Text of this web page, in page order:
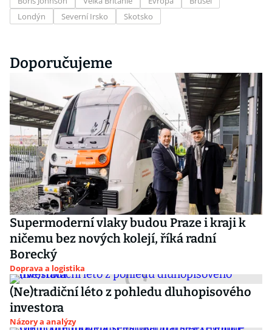
Londýn
Severní Irsko Skotsko
Doporučujeme
Supermoderní vlaky budou Praze i kraji k
ničemu bez nových kolejí, říká radní
Borecký
Doprava a logistika
(Ne)tradiční léto z pohledu dluhopisového
investora
Názory a analýzy